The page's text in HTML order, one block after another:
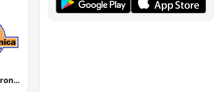
192 Radio Veronica - Goed idee